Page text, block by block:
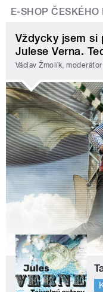
E-SHOP ČESKÉHO
Vždycky jsem si
Julese Verna.
Václav Žmolík, moderátor